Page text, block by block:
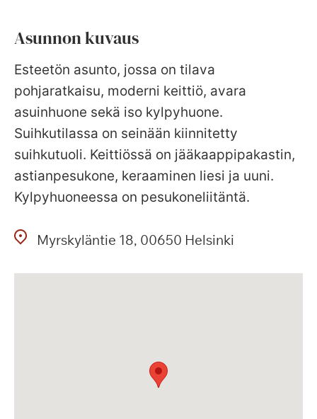
Asunnon kuvaus
Esteetön asunto, jossa on tilava
pohjaratkaisu, moderni keittiö, avara
asuinhuone sekä iso kylpyhuone.
Suihkutilassa on seinään kiinnitetty
suihkutuoli. Keittiössä on jääkaappipakastin,
astianpesukone, keraaminen liesi ja uuni.
Kylpyhuoneessa on pesukoneliitäntä.
Myrskyläntie 18 00650 Helsinki